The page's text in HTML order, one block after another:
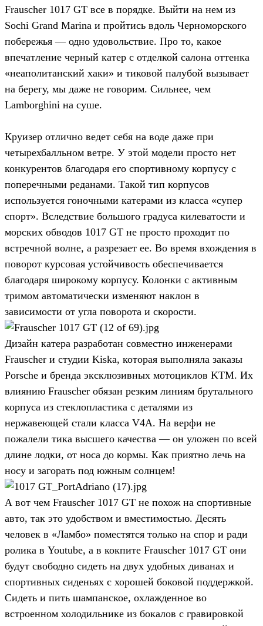
Frauscher 1017 GT все в порядке. Выйти на нем из
Sochi Grand Marina и пройтись вдоль Черноморского
побережья — одно удовольствие. Про то, какое
впечатление черный катер с отделкой салона оттенка
«неаполитанский хаки» и тиковой палубой вызывает
на берегу, мы даже не говорим. Сильнее, чем
Lamborghini на суше.
Круизер отлично ведет себя на воде даже при
четырехбалльном ветре. У этой модели просто нет
конкурентов благодаря его спортивному корпусу с
поперечными реданами. Такой тип корпусов
используется гоночными катерами из класса «супер
спорт». Вследствие большого градуса килеватости и
морских обводов 1017 GT не просто проходит по
встречной волне, а разрезает ее. Во время вхождения в
поворот курсовая устойчивость обеспечивается
благодаря широкому корпусу. Колонки с активным
тримом автоматически изменяют наклон в
зависимости от угла поворота и скорости.
Дизайн катера разработан совместно инженерами
Frauscher и студии Kiska, которая выполняла заказы
Porsche и бренда эксклюзивных мотоциклов KTM. Их
влиянию Frauscher обязан резким линиям брутального
корпуса из стеклопластика с деталями из
нержавеющей стали класса V4A. На верфи не
пожалели тика высшего качества — он уложен по всей
длине лодки, от носа до кормы. Как приятно лечь на
носу и загорать под южным солнцем!
А вот чем Frauscher 1017 GT не похож на спортивные
авто, так это удобством и вместимостью. Десять
человек в «Ламбо» поместятся только на спор и ради
ролика в Youtube, а в кокпите Frauscher 1017 GT они
будут свободно сидеть на двух удобных диванах и
спортивных сиденьях с хорошей боковой поддержкой.
Сидеть и пить шампанское, охлажденное во
встроенном холодильнике из бокалов с гравировкой